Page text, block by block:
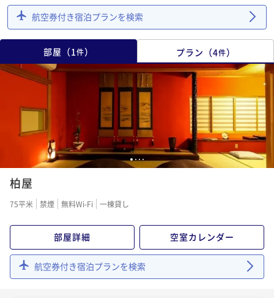
航空券付き宿泊プランを検索
部屋 （1 件） プラン （4件）
1234
柏屋
75平米 禁煙 無料Wi-Fi 一棟貸し
部屋詳細 空室カレンダー
航空券付き宿泊プランを検索